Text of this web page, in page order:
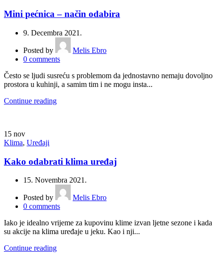
Mini pećnica – način odabira
9. Decembra 2021.
Posted by
Melis Ebro
0 comments
Često se ljudi susreću s problemom da jednostavno nemaju dovoljno
prostora u kuhinji, a samim tim i ne mogu insta...
Continue reading
15 nov
Klima, Uređaji
Kako odabrati klima uređaj
15. Novembra 2021.
Posted by
Melis Ebro
0 comments
Iako je idealno vrijeme za kupovinu klime izvan ljetne sezone i kada
su akcije na klima uređaje u jeku. Kao i nji...
Continue reading